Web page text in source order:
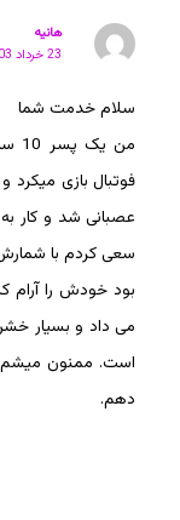
هانیه
23 خرداد 1403 در 10:35 ق.ظ
سلام خدمت شما
فوتبال بازی
عصبانی شد و کار
سعی کردم با
بود خودش را آرام
می داد و بسیار
است. ممنون میشم
دهم.